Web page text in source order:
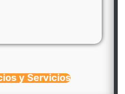
y Servicios